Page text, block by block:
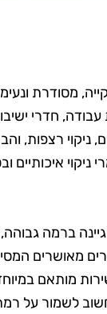
מסודרת
חדרי
ניקוי רצפות,
ניקוי איכותיים
ברמה
מאושרים
מותאם
לשמור על רמת